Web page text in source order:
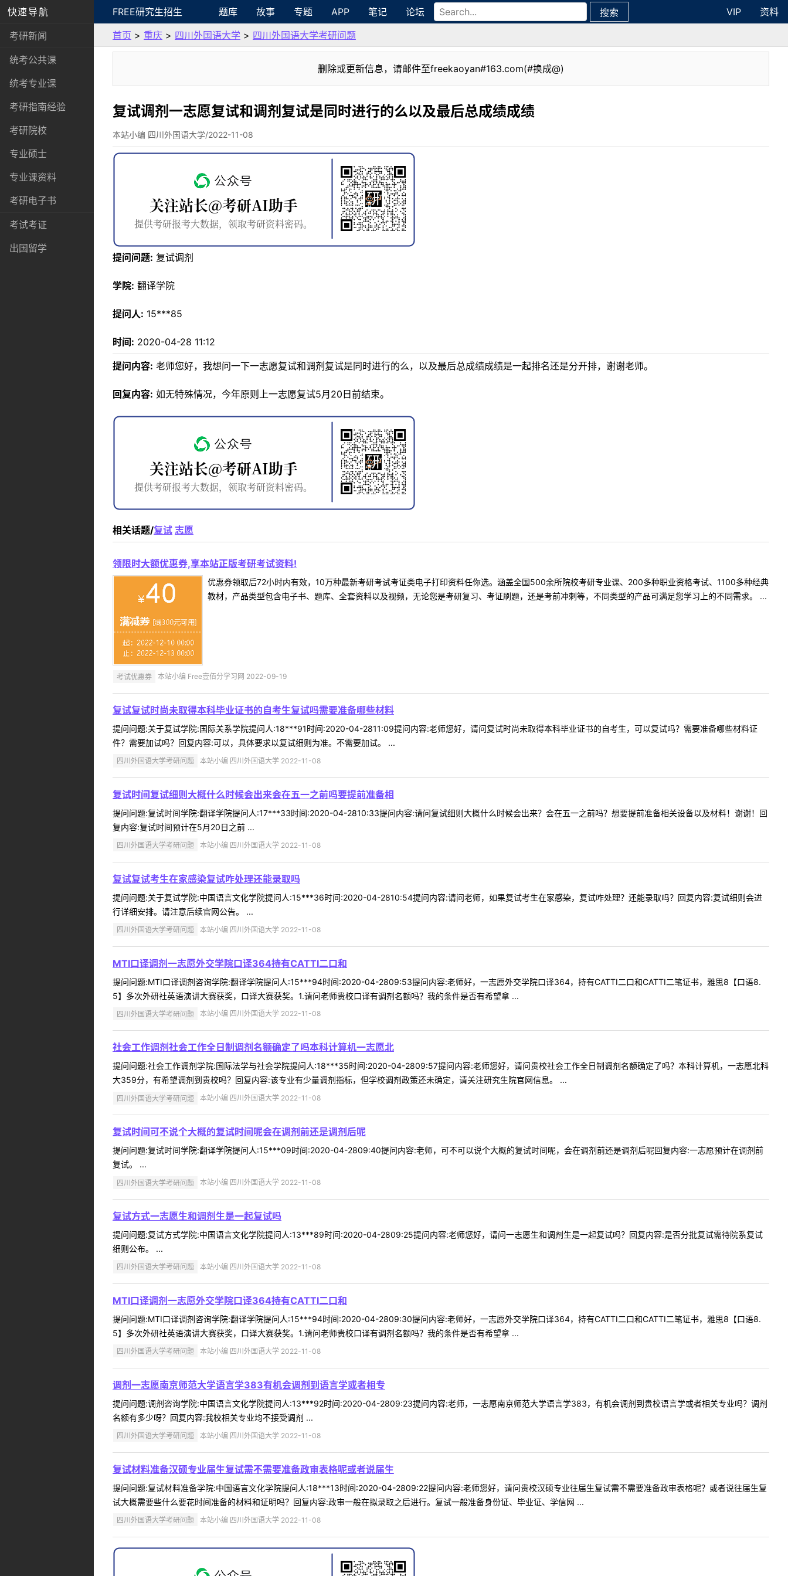
快速导航
考研新闻
统考公共课
统考专业课
考研指南经验
考研院校
专业硕士
专业课资料
考研电子书
考试考证
出国留学
FREE研究生招生 题库 故事 专题 APP 笔记 论坛 搜索 VIP
资料
首页 > 重庆 > 四川外国语大学 > 四川外国语大学考研问题
删除或更新信息，请邮件至freekaoyan#163.com(#换成@)
复试调剂一志愿复试和调剂复试是同时进行的么以及最后总成绩成绩
本站小编 四川外国语大学/2022-11-08
提问问题: 复试调剂
学院: 翻译学院
提问人: 15***85
时间: 2020-04-28 11:12
提问内容: 老师您好，我想问一下一志愿复试和调剂复试是同时进行的么，以及最后总成绩成绩是一起排名还是分开排，谢谢老师。
回复内容: 如无特殊情况，今年原则上一志愿复试5月20日前结束。
相关话题/复试 志愿
领限时大额优惠券,享本站正版考研考试资料!
优惠券领取后72小时内有效，10万种最新考研考试考证类电子打印资料任你选。涵盖全国500余所院校考研专业课、200多种职业资格考试、1100多种经典
教材，产品类型包含电子书、题库、全套资料以及视频，无论您是考研复习、考证刷题，还是考前冲刺等，不同类型的产品可满足您学习上的不同需求。 ...
考试优惠券 本站小编 Free壹佰分学习网 2022-09-19
复试复试时尚未取得本科毕业证书的自考生复试吗需要准备哪些材料
提问问题:关于复试学院:国际关系学院提问人:18***91时间:2020-04-2811:09提问内容:老师您好，请问复试时尚未取得本科毕业证书的自考生，可以复试吗？需要准备哪些材料证
件？需要加试吗？回复内容:可以，具体要求以复试细则为准。不需要加试。 ...
四川外国语大学考研问题 本站小编 四川外国语大学 2022-11-08
复试时间复试细则大概什么时候会出来会在五一之前吗要提前准备相
提问问题:复试时间学院:翻译学院提问人:17***33时间:2020-04-2810:33提问内容:请问复试细则大概什么时候会出来？会在五一之前吗？想要提前准备相关设备以及材料！谢谢！回
复内容:复试时间预计在5月20日之前 ...
四川外国语大学考研问题 本站小编 四川外国语大学 2022-11-08
复试复试考生在家感染复试咋处理还能录取吗
提问问题:关于复试学院:中国语言文化学院提问人:15***36时间:2020-04-2810:54提问内容:请问老师，如果复试考生在家感染，复试咋处理？还能录取吗？回复内容:复试细则会进
行详细安排。请注意后续官网公告。 ...
四川外国语大学考研问题 本站小编 四川外国语大学 2022-11-08
MTI口译调剂一志愿外交学院口译364持有CATTI二口和
提问问题:MTI口译调剂咨询学院:翻译学院提问人:15***94时间:2020-04-2809:53提问内容:老师好，一志愿外交学院口译364，持有CATTI二口和CATTI二笔证书，雅思8【口语8.
5】多次外研社英语演讲大赛获奖，口译大赛获奖。1.请问老师贵校口译有调剂名额吗？我的条件是否有希望拿 ...
四川外国语大学考研问题 本站小编 四川外国语大学 2022-11-08
社会工作调剂社会工作全日制调剂名额确定了吗本科计算机一志愿北
提问问题:社会工作调剂学院:国际法学与社会学院提问人:18***35时间:2020-04-2809:57提问内容:老师您好，请问贵校社会工作全日制调剂名额确定了吗？本科计算机，一志愿北科
大359分，有希望调剂到贵校吗？回复内容:该专业有少量调剂指标，但学校调剂政策还未确定，请关注研究生院官网信息。 ...
四川外国语大学考研问题 本站小编 四川外国语大学 2022-11-08
复试时间可不说个大概的复试时间呢会在调剂前还是调剂后呢
提问问题:复试时间学院:翻译学院提问人:15***09时间:2020-04-2809:40提问内容:老师，可不可以说个大概的复试时间呢，会在调剂前还是调剂后呢回复内容:一志愿预计在调剂前
复试。 ...
四川外国语大学考研问题 本站小编 四川外国语大学 2022-11-08
复试方式一志愿生和调剂生是一起复试吗
提问问题:复试方式学院:中国语言文化学院提问人:13***89时间:2020-04-2809:25提问内容:老师您好，请问一志愿生和调剂生是一起复试吗？回复内容:是否分批复试需待院系复试
细则公布。 ...
四川外国语大学考研问题 本站小编 四川外国语大学 2022-11-08
MTI口译调剂一志愿外交学院口译364持有CATTI二口和
提问问题:MTI口译调剂咨询学院:翻译学院提问人:15***94时间:2020-04-2809:30提问内容:老师好，一志愿外交学院口译364，持有CATTI二口和CATTI二笔证书，雅思8【口语8.
5】多次外研社英语演讲大赛获奖，口译大赛获奖。1.请问老师贵校口译有调剂名额吗？我的条件是否有希望拿 ...
四川外国语大学考研问题 本站小编 四川外国语大学 2022-11-08
调剂一志愿南京师范大学语言学383有机会调剂到语言学或者相专
提问问题:调剂咨询学院:中国语言文化学院提问人:13***92时间:2020-04-2809:23提问内容:老师，一志愿南京师范大学语言学383，有机会调剂到贵校语言学或者相关专业吗？调剂
名额有多少呀？回复内容:我校相关专业均不接受调剂 ...
四川外国语大学考研问题 本站小编 四川外国语大学 2022-11-08
复试材料准备汉硕专业届生复试需不需要准备政审表格呢或者说届生
提问问题:复试材料准备学院:中国语言文化学院提问人:18***13时间:2020-04-2809:22提问内容:老师您好，请问贵校汉硕专业往届生复试需不需要准备政审表格呢？或者说往届生复
试大概需要些什么要花时间准备的材料和证明吗？回复内容:政审一般在拟录取之后进行。复试一般准备身份证、毕业证、学信网 ...
四川外国语大学考研问题 本站小编 四川外国语大学 2022-11-08